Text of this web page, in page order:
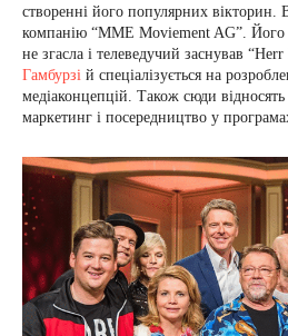
створенні його популярних вікторин.
компанію “MME Moviement AG”.
не згасла і телеведучий заснував
Гамбурзі й спеціалізується на
медіаконцепцій. Також сюди відносять
маркетинг і посередництво у